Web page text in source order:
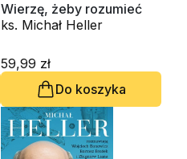
Wierzę, żeby rozumieć
ks. Michał Heller
59,99 zł
Do koszyka